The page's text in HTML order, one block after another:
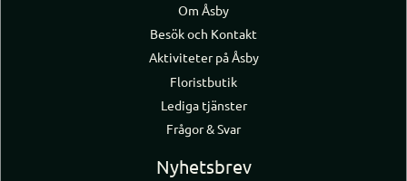
Om Åsby
Besök och Kontakt
Aktiviteter på Åsby
Floristbutik
Lediga tjänster
Frågor & Svar
Nyhetsbrev